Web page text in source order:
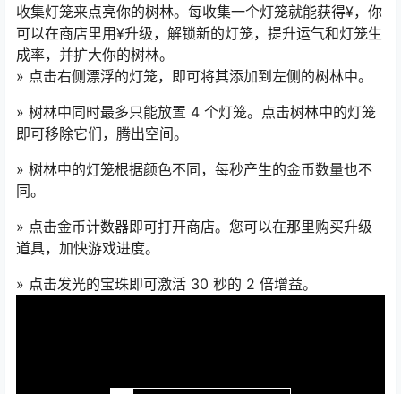
收集灯笼来点亮你的树林。每收集一个灯笼就能获得¥，你
可以在商店里用¥升级，解锁新的灯笼，提升运气和灯笼生
成率，并扩大你的树林。
» 点击右侧漂浮的灯笼，即可将其添加到左侧的树林中。
» 树林中同时最多只能放置 4 个灯笼。点击树林中的灯笼
即可移除它们，腾出空间。
» 树林中的灯笼根据颜色不同，每秒产生的金币数量也不
同。
» 点击金币计数器即可打开商店。您可以在那里购买升级
道具，加快游戏进度。
» 点击发光的宝珠即可激活 30 秒的 2 倍增益。